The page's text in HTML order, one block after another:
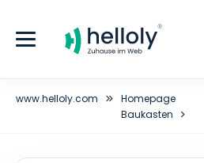
www.helloly.com
Homepage
Baukasten